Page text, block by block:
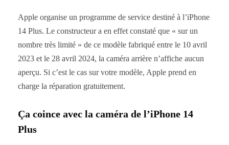
Apple organise un programme de service destiné à l’iPhone
14 Plus. Le constructeur a en effet constaté que « sur un
nombre très limité » de ce modèle fabriqué entre le 10 avril
2023 et le 28 avril 2024, la caméra arrière n’affiche aucun
aperçu. Si c’est le cas sur votre modèle, Apple prend en
charge la réparation gratuitement.
Ça coince avec la caméra de l’iPhone 14
Plus